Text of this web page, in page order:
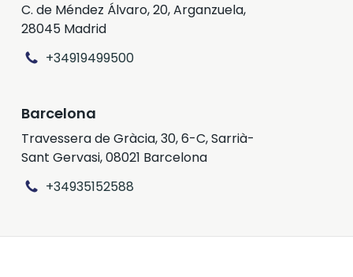
C. de Méndez Álvaro, 20, Arganzuela,
28045 Madrid
+34919499500
Barcelona
Travessera de Gràcia, 30, 6-C, Sarrià-
Sant Gervasi, 08021 Barcelona
+34935152588